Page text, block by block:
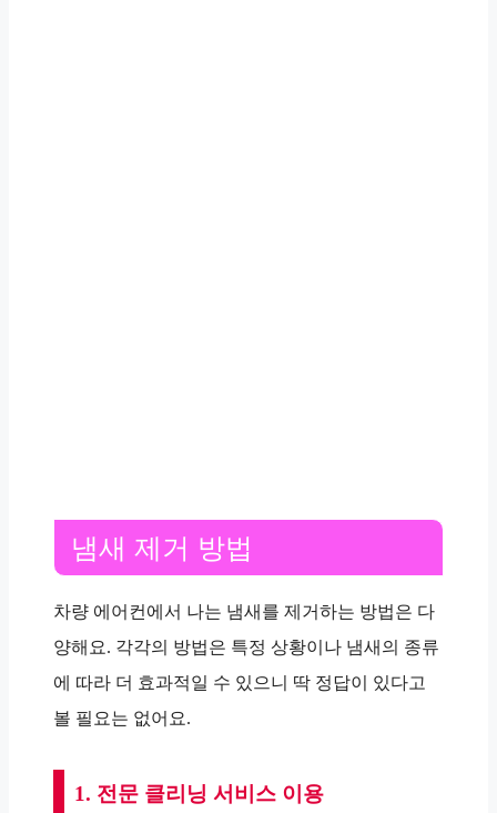
냄새 제거 방법
차량 에어컨에서 나는 냄새를 제거하는 방법은 다
양해요. 각각의 방법은 특정 상황이나 냄새의 종류
에 따라 더 효과적일 수 있으니 딱 정답이 있다고
볼 필요는 없어요.
1. 전문 클리닝 서비스 이용